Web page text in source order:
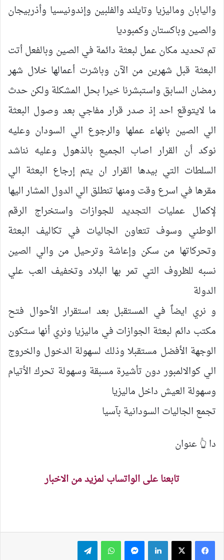
واليابان وماليزيا وتايلند والفلبين وإندونيسيا وأذربيجان
والصين وباكستان وكمبوديا
تم تحديد مكان عمل لبعثة دائمة في الصين وبالفعل أتت
البعثة قبل شهرين من الآن وباشرت أعمالها خلال شهر
رمضان السابق واستبشرنا خيرا بحل المشكلة ولكن حدث
ما لايتوقع احد إذ صدر قرار مفاجي بعد وصول البعثة
الي الصين بانهاء عملها والرجوع الي السودان وعليه
نوكد أن القرار اصاب الجميع بالذهول وعليه نناشد
السلطات التي بيدها القرار ان يتم إرجاع البعثة الي
مقرها في اسرع وقت ومنها تنطلق الي الدول المشار اليها
لإكمال عمليات التجديد للجوازات واستخراج الرقم
الوطني وسوف تتعاون الجاليات في تكاليف البعثة
وتحركاتها من سكن وإعاشة وترحيل من والي الصين
نسبه للظروف التي تمر بها البلاد وتخفيف العب علي
الدولة
و نري ايضاً في المستقبل بعد استقرار الأحوال فتح
مكتب دائم لبعثة الجوازات في ماليزيا ونري أنها ستكون
الوجهة الأفضل مستقبلا وذلك لسهولة الدخول والخروج
الي كوالالمبور دون تأشيرة مسبقة وسهولة تحرك الأتيام
وسهولة العيش داخل ماليزيا
تجمع الجاليات السودانية بآسيا
دا 👆 عنوان
تابعنا على الواتساب لمزيد من الاخبار
لينكدإن ماسنجر واتساب تيلقرام